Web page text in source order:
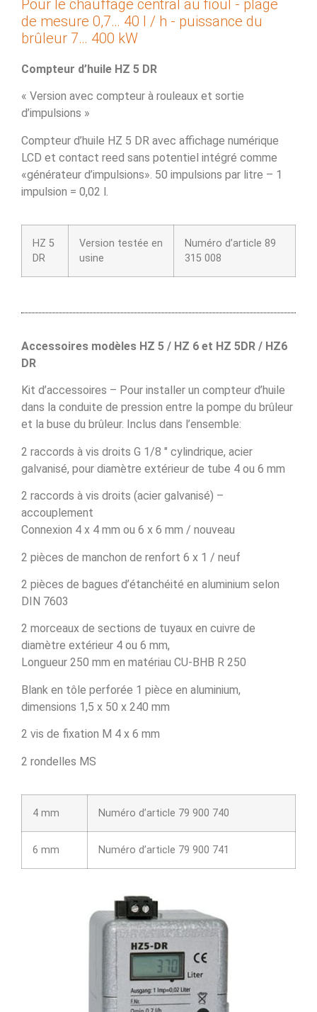
Pour le chauffage central au fioul - plage
de mesure 0,7… 40 l / h - puissance du
brûleur 7… 400 kW
Compteur d’huile HZ 5 DR
« Version avec compteur à rouleaux et sortie
d’impulsions »
Compteur d’huile HZ 5 DR avec affichage numérique
LCD et contact reed sans potentiel intégré comme
«générateur d’impulsions». 50 impulsions par litre – 1
impulsion = 0,02 l.
HZ 5
DR
Version testée en
usine
Numéro d’article 89
315 008
Accessoires modèles HZ 5 / HZ 6 et HZ 5DR / HZ6
DR
Kit d’accessoires – Pour installer un compteur d’huile
dans la conduite de pression entre la pompe du brûleur
et la buse du brûleur. Inclus dans l’ensemble:
2 raccords à vis droits G 1/8 ″ cylindrique, acier
galvanisé, pour diamètre extérieur de tube 4 ou 6 mm
2 raccords à vis droits (acier galvanisé) –
accouplement
Connexion 4 x 4 mm ou 6 x 6 mm / nouveau
2 pièces de manchon de renfort 6 x 1 / neuf
2 pièces de bagues d’étanchéité en aluminium selon
DIN 7603
2 morceaux de sections de tuyaux en cuivre de
diamètre extérieur 4 ou 6 mm,
Longueur 250 mm en matériau CU-BHB R 250
Blank en tôle perforée 1 pièce en aluminium,
dimensions 1,5 x 50 x 240 mm
2 vis de fixation M 4 x 6 mm
2 rondelles MS
4 mm Numéro d’article 79 900 740
6 mm Numéro d’article 79 900 741